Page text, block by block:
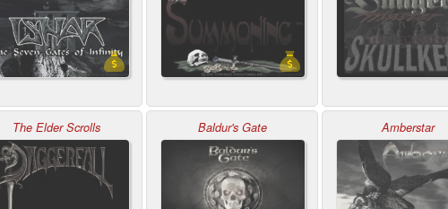
The Elder Scrolls Baldur's Gate Amberstar